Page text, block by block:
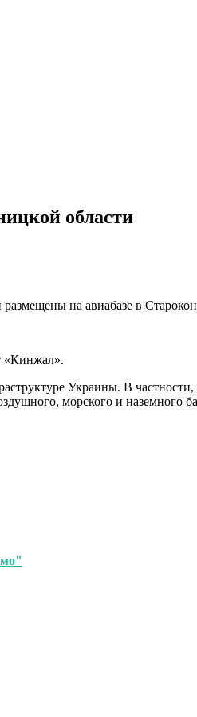
области
на авиабазе в
«Кинжал».
Украины. В
морского и наземного